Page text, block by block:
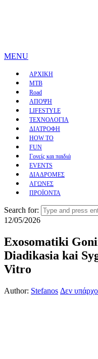
MENU
ΑΡΧΙΚΗ
MTB
Road
ΑΠΟΨΗ
LIFESTYLE
ΤΕΧΝΟΛΟΓΙΑ
ΔΙΑΤΡΟΦΗ
HOW TO
FUN
Γονείς και παιδιά
EVENTS
ΔΙΑΔΡΟΜΕΣ
ΑΓΩΝΕΣ
ΠΡΟΪΟΝΤΑ
Search for:
12/05/2026
Exosomatiki
Diadikasia kai
Vitro
Author: Stefanos Δεν